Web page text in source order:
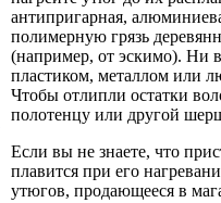
антипригарная,
полимерную грязь
(например, от эскимо). Ни
пластиком, металлом или
Чтобы отлипли остатки
полотенцу или другой
Если вы не знаете, что
плавится при его
утюгов, продающееся в